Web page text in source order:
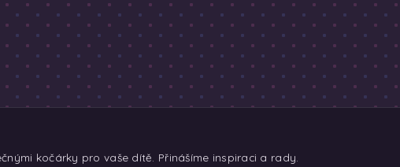
kočárky pro vaše dítě. Přinášíme inspiraci a rady.